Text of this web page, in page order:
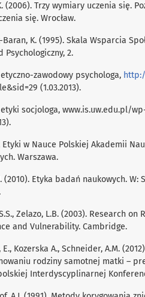
(2006). Trzy wymiary uczenia się.
się. Wrocław.
Baran, K. (1995). Skala Wsparcia
Psychologiczny, 2.
zawodowy psychologa,
(1.03.2013).
etyki socjologa, www.is.uw.edu.pl/
w Nauce Polskiej Akademii
Warszawa.
(2010). Etyka badań naukowych.
Zelazo, L.B. (2003). Research
and Vulnerability. Cambridge.
E., Kozerska A., Schneider, A.M.
rodziny samotnej matki –
Interdyscyplinarnej